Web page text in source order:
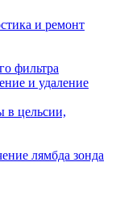
и ремонт
фильтра
и удаление
в цельсии,
лямбда зонда